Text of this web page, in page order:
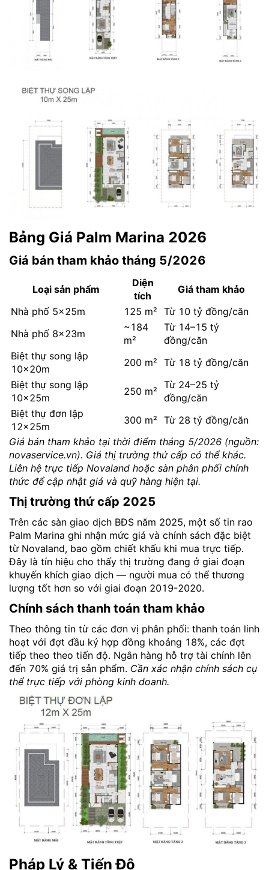
Bảng Giá Palm Marina 2026
Giá bán tham khảo tháng 5/2026
Loại sản phẩm
Diện
tích
Giá tham khảo
Nhà phố 5×25m
125 m² Từ 10 tỷ đồng/căn
Nhà phố 8×23m
~184
m²
Từ 14–15 tỷ
đồng/căn
Biệt thự song lập
10×20m
200 m² Từ 18 tỷ đồng/căn
Biệt thự song lập
10×25m
250 m²
Từ 24–25 tỷ
đồng/căn
Biệt thự đơn lập
12×25m
300 m² Từ 28 tỷ đồng/căn
Giá bán tham khảo tại thời điểm tháng 5/2026 (nguồn:
novaservice.vn). Giá thị trường thứ cấp có thể khác.
Liên hệ trực tiếp Novaland hoặc sàn phân phối chính
thức để cập nhật giá và quỹ hàng hiện tại.
Thị trường thứ cấp 2025
Trên các sàn giao dịch BĐS năm 2025, một số tin rao
Palm Marina ghi nhận mức giá và chính sách đặc biệt
từ Novaland, bao gồm chiết khấu khi mua trực tiếp.
Đây là tín hiệu cho thấy thị trường đang ở giai đoạn
khuyến khích giao dịch — người mua có thể thương
lượng tốt hơn so với giai đoạn 2019-2020.
Chính sách thanh toán tham khảo
Theo thông tin từ các đơn vị phân phối: thanh toán linh
hoạt với đợt đầu ký hợp đồng khoảng 18%, các đợt
tiếp theo theo tiến độ. Ngân hàng hỗ trợ tài chính lên
đến 70% giá trị sản phẩm. Cần xác nhận chính sách cụ
thể trực tiếp với phòng kinh doanh.
Pháp Lý & Tiến Độ